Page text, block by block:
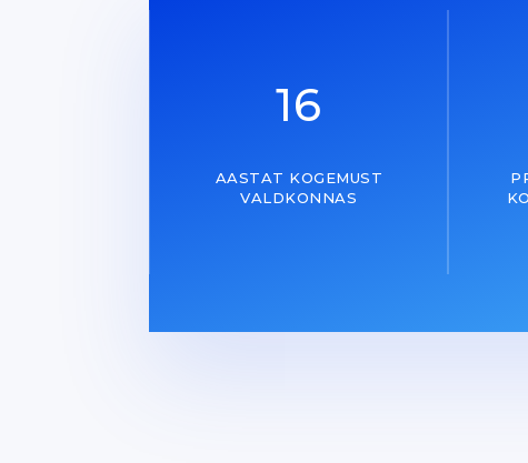
16
AASTAT KOGEMUST
VALDKONNAS